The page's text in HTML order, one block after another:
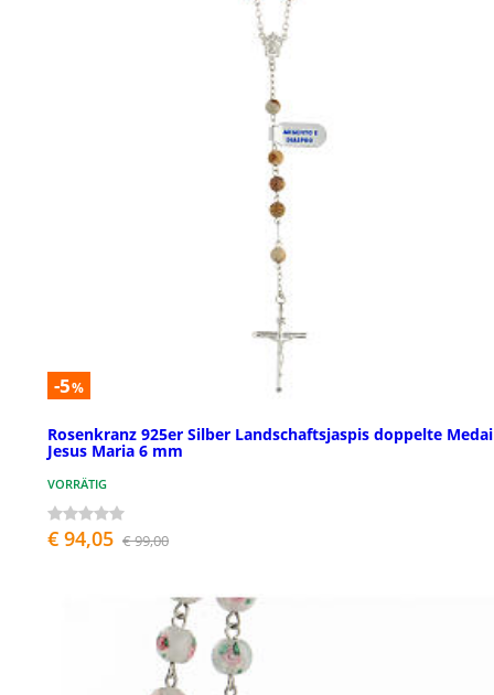
-5%
Rosenkranz 925er Silber Landschaftsjaspis doppelte
Jesus Maria 6 mm
VORRÄTIG
€ 94,05 € 99,00